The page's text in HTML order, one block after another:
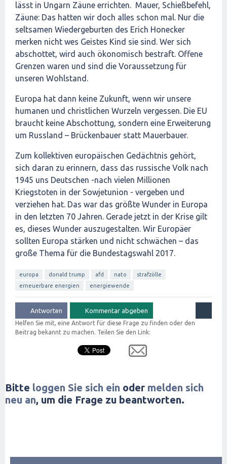
lässt in Ungarn Zäune errichten. Mauer, Schießbefehl,
Zäune: Das hatten wir doch alles schon mal. Nur die
seltsamen Wiedergeburten des Erich Honecker
merken nicht wes Geistes Kind sie sind. Wer sich
abschottet, wird auch ökonomisch bestraft. Offene
Grenzen waren und sind die Voraussetzung für
unseren Wohlstand.
Europa hat dann keine Zukunft, wenn wir unsere
humanen und christlichen Wurzeln vergessen. Die EU
braucht keine Abschottung, sondern eine Erweiterung
um Russland – Brückenbauer statt Mauerbauer.
Zum kollektiven europäischen Gedächtnis gehört,
sich daran zu erinnern, dass das russische Volk nach
1945 uns Deutschen -nach vielen Millionen
Kriegstoten in der Sowjetunion - vergeben und
verziehen hat. Das war das größte Wunder in Europa
in den letzten 70 Jahren. Gerade jetzt in der Krise gilt
es, dieses Wunder auszugestalten. Wir Europäer
sollten Europa stärken und nicht schwächen – das
große Thema für die Bundestagswahl 2017.
europa donald trump afd nato
strafzölle
erneuerbare energien
energiewende
Helfen Sie mit, eine Antwort für diese Frage zu finden oder den
Beitrag bekannt zu machen. Teilen Sie den Link:
Bitte loggen Sie sich ein oder melden sich
neu an, um die Frage zu beantworten.